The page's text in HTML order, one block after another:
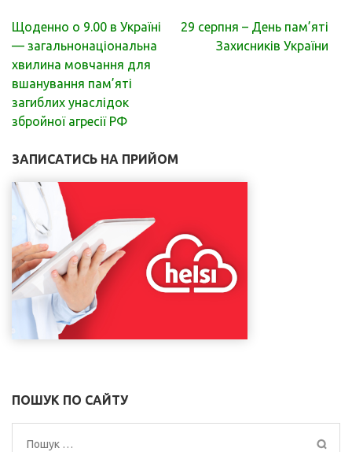
Навігація
записів
Щоденно о 9.00 в Україні
— загальнонаціональна
хвилина мовчання для
вшанування пам’яті
загиблих унаслідок
збройної агресії РФ
29 серпня – День пам’яті
Захисників України
ЗАПИСАТИСЬ НА ПРИЙОМ
ПОШУК ПО САЙТУ
Пошук: